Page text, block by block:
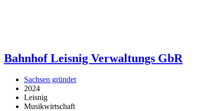
Bahnhof Leisnig Verwaltungs GbR
Sachsen gründet
2024
Leisnig
Musikwirtschaft